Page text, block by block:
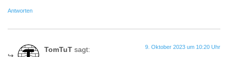
Antworten
TomTuT sagt: 9. Oktober 2023 um 10:20 Uhr